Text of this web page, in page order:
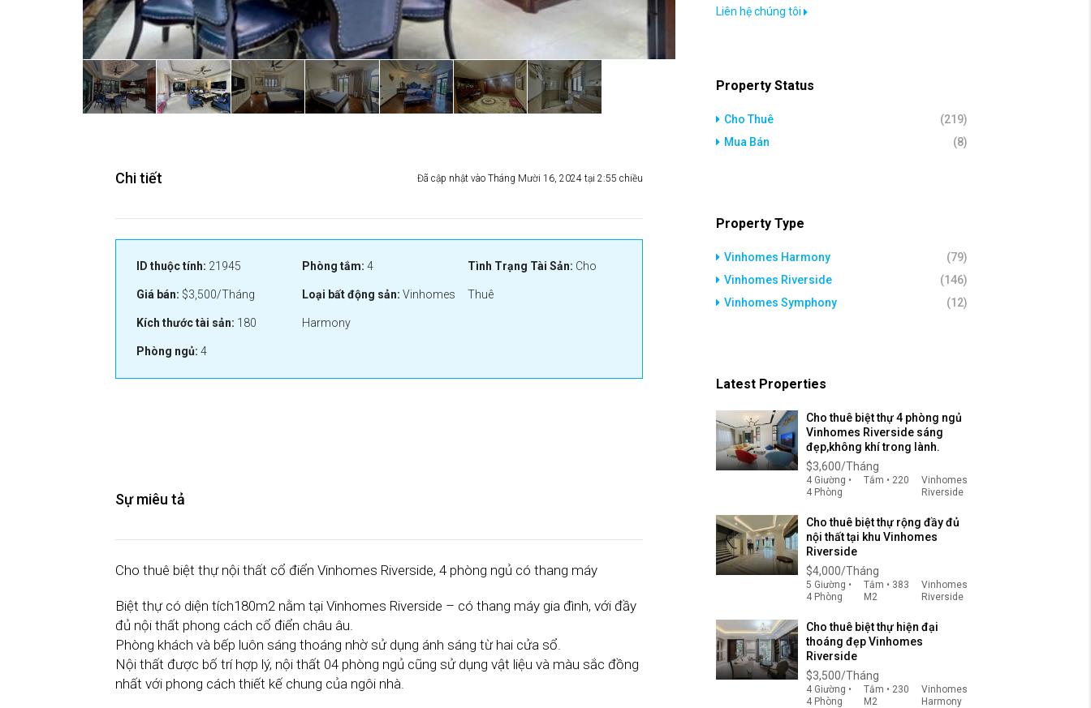
Chi tiết Đã cập nhật vào Tháng Mười 16, 2024 tại 2:55 chiều
ID thuộc tính: 21945
Giá bán: $3,500/Tháng
Kích thước tài sản: 180
Phòng ngủ: 4
Phòng tắm: 4
Loại bất động sản: Vinhomes
Harmony
Tình Trạng Tài Sản: Cho
Thuê
Sự miêu tả
Cho thuê biệt thự nội thất cổ điển Vinhomes Riverside, 4 phòng ngủ có thang máy
Biệt thự có diện tích180m2 nằm tại Vinhomes Riverside – có thang máy gia đình, với đầy
đủ nội thất phong cách cổ điển châu âu.
Phòng khách và bếp luôn sáng thoáng nhờ sử dụng ánh sáng từ hai cửa sổ.
Nội thất được bố trí hợp lý, nội thất 04 phòng ngủ cũng sử dụng vật liệu và màu sắc đồng
nhất với phong cách thiết kế chung của ngôi nhà.
Liên hệ chúng tôi
Property Status
Cho Thuê
(219)
Mua Bán
(8)
Property Type
Vinhomes Harmony
(79)
Vinhomes Riverside
(146)
Vinhomes Symphony
(12)
Latest Properties
Cho thuê biệt thự 4 phòng ngủ
Vinhomes Riverside sáng
đẹp,không khí trong lành.
$3,600/Tháng
4 Giường •
4 Phòng
Tắm • 220
Vinhomes
Riverside
Cho thuê biệt thự rộng đầy đủ
nội thất tại khu Vinhomes
Riverside
$4,000/Tháng
5 Giường •
4 Phòng
Tắm • 383
M2
Vinhomes
Riverside
Cho thuê biệt thự hiện đại
thoáng đẹp Vinhomes
Riverside
$3,500/Tháng
4 Giường •
4 Phòng
Tắm • 230
M2
Vinhomes
Harmony